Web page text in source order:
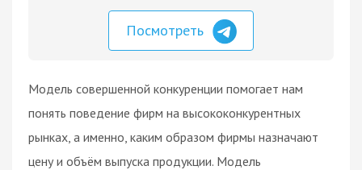
Посмотреть
Модель совершенной конкуренции помогает нам
понять поведение фирм на высококонкурентных
рынках, а именно, каким образом фирмы назначают
цену и объём выпуска продукции. Модель